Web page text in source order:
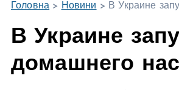
Головна > Новини > В Украине
В Украине
домашнего